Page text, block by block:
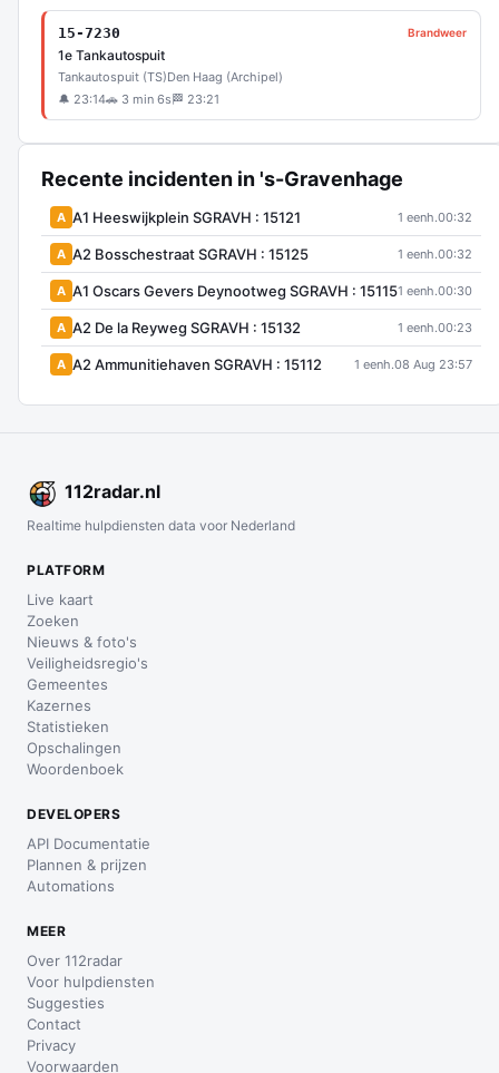
15-7230 Brandweer
1e Tankautospuit
Tankautospuit (TS)Den Haag (Archipel)
🔔 23:14🚗 3 min 6s 🏁 23:21
Recente incidenten in 's-Gravenhage
A A1 Heeswijkplein SGRAVH : 15121 1 eenh.00:32
A A2 Bosschestraat SGRAVH : 15125 1 eenh.00:32
A A1 Oscars Gevers Deynootweg SGRAVH : 151151 eenh.00:30
A A2 De la Reyweg SGRAVH : 15132 1 eenh.00:23
A A2 Ammunitiehaven SGRAVH : 15112 1 eenh.08 Aug 23:57
112radar.nl
Realtime hulpdiensten data voor Nederland
PLATFORM
Live kaart
Zoeken
Nieuws & foto's
Veiligheidsregio's
Gemeentes
Kazernes
Statistieken
Opschalingen
Woordenboek
DEVELOPERS
API Documentatie
Plannen & prijzen
Automations
MEER
Over 112radar
Voor hulpdiensten
Suggesties
Contact
Privacy
Voorwaarden